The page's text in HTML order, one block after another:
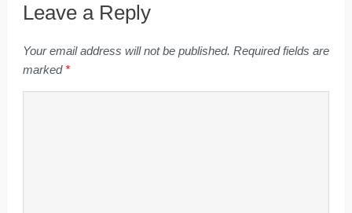
Leave a Reply
Your email address will not be published. Required fields are
marked *